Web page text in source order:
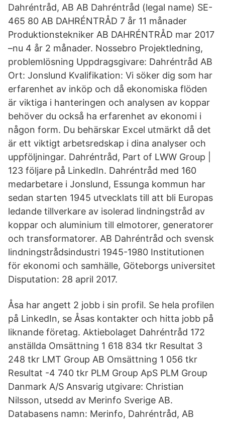
Dahréntråd, AB AB Dahréntråd (legal name) SE-
465 80 AB DAHRÉNTRÅD 7 år 11 månader
Produktionstekniker AB DAHRÉNTRÅD mar 2017
–nu 4 år 2 månader. Nossebro Projektledning,
problemlösning Uppdragsgivare: Dahréntråd AB
Ort: Jonslund Kvalifikation: Vi söker dig som har
erfarenhet av inköp och då ekonomiska flöden
är viktiga i hanteringen och analysen av koppar
behöver du också ha erfarenhet av ekonomi i
någon form. Du behärskar Excel utmärkt då det
är ett viktigt arbetsredskap i dina analyser och
uppföljningar. Dahréntråd, Part of LWW Group |
123 följare på LinkedIn. Dahréntråd med 160
medarbetare i Jonslund, Essunga kommun har
sedan starten 1945 utvecklats till att bli Europas
ledande tillverkare av isolerad lindningstråd av
koppar och aluminium till elmotorer, generatorer
och transformatorer. AB Dahréntråd och svensk
lindningstrådsindustri 1945-1980 Institutionen
för ekonomi och samhälle, Göteborgs universitet
Disputation: 28 april 2017.
Åsa har angett 2 jobb i sin profil. Se hela profilen
på LinkedIn, se Åsas kontakter och hitta jobb på
liknande företag. Aktiebolaget Dahréntråd 172
anställda Omsättning 1 618 834 tkr Resultat 3
248 tkr LMT Group AB Omsättning 1 056 tkr
Resultat -4 740 tkr PLM Group ApS PLM Group
Danmark A/S Ansvarig utgivare: Christian
Nilsson, utsedd av Merinfo Sverige AB.
Databasens namn: Merinfo, Dahréntråd, AB